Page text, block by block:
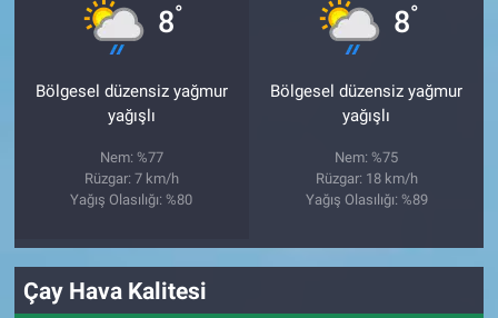
8°
Bölgesel düzensiz yağmur
yağışlı
Nem: %77
Rüzgar: 7 km/h
Yağış Olasılığı: %80
8°
Bölgesel düzensiz yağmur
yağışlı
Nem: %75
Rüzgar: 18 km/h
Yağış Olasılığı: %89
Çay Hava Kalitesi